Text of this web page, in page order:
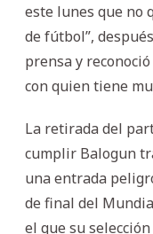
este lunes que no
de fútbol”,
prensa y
con quien tiene
La retirada del
cumplir Balogun
una entrada
de final del
el que su